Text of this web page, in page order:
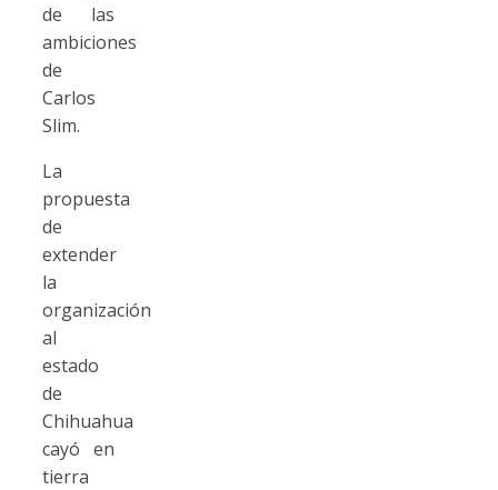
de las
ambiciones
de
Carlos
Slim.
La
propuesta
de
extender
la
organización
al
estado
de
Chihuahua
cayó en
tierra